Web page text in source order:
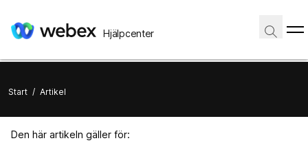
Hjälpcenter
Start / Artikel
Den här artikeln gäller för: